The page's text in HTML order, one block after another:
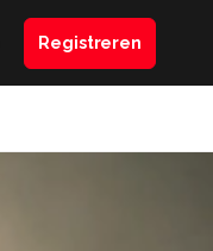
Registreren